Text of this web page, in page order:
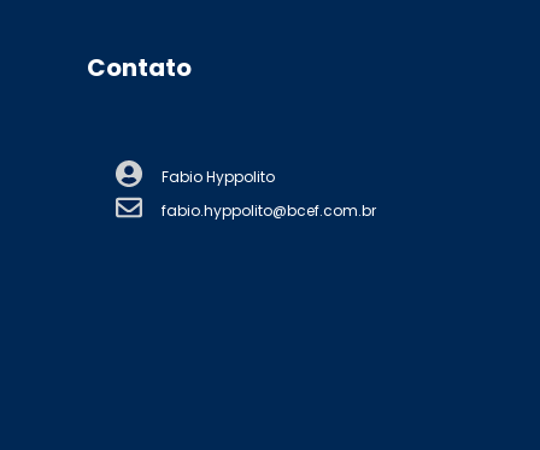
Contato
Fabio Hyppolito
fabio.hyppolito@bcef.com.br